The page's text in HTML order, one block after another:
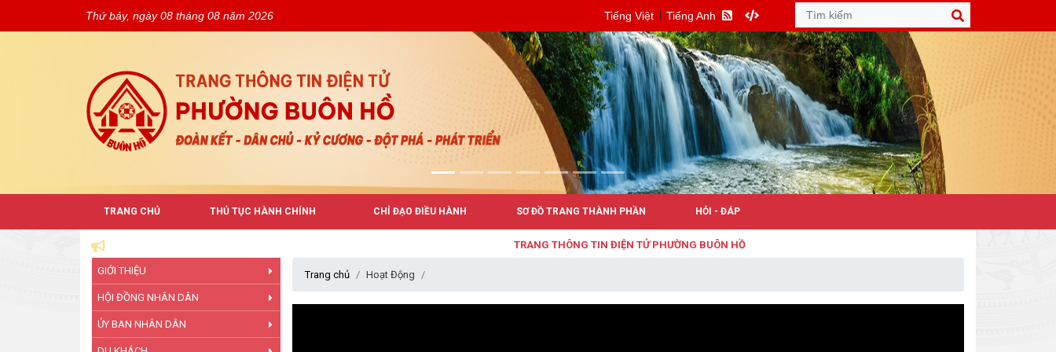
Thứ bảy, ngày 08 tháng 08 năm 2026 Tiếng Việt Tiếng Anh
TRANG CHỦ THỦ TỤC HÀNH CHÍNH CHỈ ĐẠO ĐIỀU HÀNH SƠ ĐỒ TRANG THÀNH PHẦN HỎI - ĐÁP
TRANG THÔNG TIN ĐIỆN TỬ PHƯỜNG BUÔN HỒ
GIỚI THIỆU
HỘI ĐỒNG NHÂN DÂN
ỦY BAN NHÂN DÂN
Trang chủ Hoạt Động